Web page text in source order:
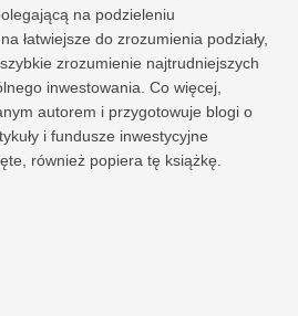
na podzieleniu
łatwiejsze do zrozumienia podziały,
zrozumienie najtrudniejszych
inwestowania. Co więcej,
autorem i przygotowuje blogi o
i fundusze inwestycyjne
również popiera tę książkę.